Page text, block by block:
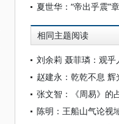
相同主题阅读
刘余莉 聂菲璘：观
张文智：《周易》的